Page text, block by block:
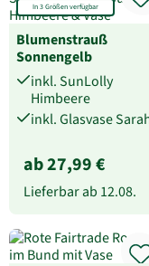
In 3 Größen verfügbar
Blumenstrauß
Sonnengelb
inkl. SunLolly
Himbeere
inkl. Glasvase
ab 27,99 €
Lieferbar ab 12.08.